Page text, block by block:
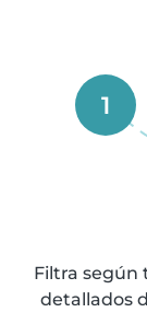
1
Filtra según
detallados